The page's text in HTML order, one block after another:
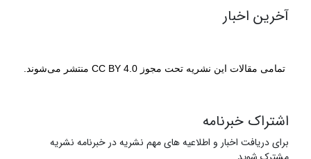
آخرین اخبار
تمامی مقالات این نشریه تحت مجوز CC BY 4.0 منتشر می‌شوند.
اشتراک خبرنامه
برای دریافت اخبار و اطلاعیه های مهم نشریه در خبرنامه نشریه